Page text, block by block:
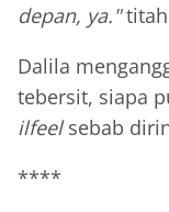
depan, ya."
Dalila
tebersit, siapa
ilfeelsebab
****